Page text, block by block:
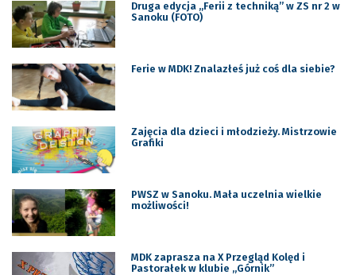
Druga edycja „Ferii z techniką” w ZS nr 2 w
Sanoku (FOTO)
Ferie w MDK! Znalazłeś już coś dla siebie?
Zajęcia dla dzieci i młodzieży. Mistrzowie
Grafiki
PWSZ w Sanoku. Mała uczelnia wielkie
możliwości!
MDK zaprasza na X Przegląd Kolęd i
Pastorałek w klubie „Górnik”